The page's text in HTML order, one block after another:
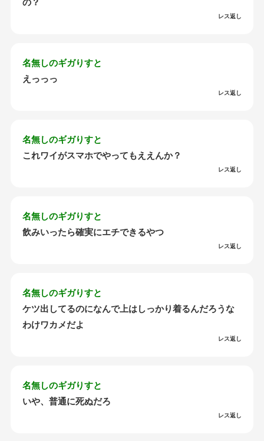
の？
レス返し
名無しのギガりすと
えっっっ
レス返し
名無しのギガりすと
これワイがスマホでやってもええんか？
レス返し
名無しのギガりすと
飲みいったら確実にエチできるやつ
レス返し
名無しのギガりすと
ケツ出してるのになんで上はしっかり着るんだろうな
わけワカメだよ
レス返し
名無しのギガりすと
いや、普通に死ぬだろ
レス返し